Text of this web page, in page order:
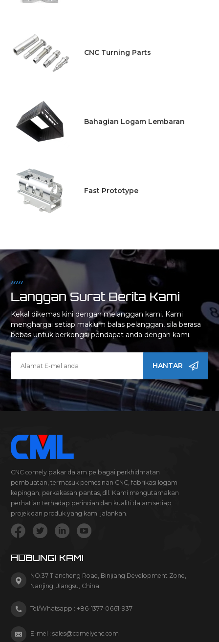
CNC Turning Parts
Bahagian Logam Lembaran
Fast Prototype
Langgan Surat Berita Kami
Kekal dikemas kini dengan melanggan kami. Kami
menghargai setiap maklum balas pelanggan, sila berasa
bebas untuk berkongsi pendapat anda dengan kami.
HANTAR
CNC comely pakar dalam pelbagai perkhidmatan
pembuatan, termasuk pemesinan CNC, fabrikasi logam
kepingan, perkakasan pantas, dll. Kami mengutamakan
perhatian terhadap perincian dan kualiti dalam setiap
projek dan produk yang kami jalankan.
HUBUNGI KAMI
NO.37 Tiancheng Road, Binjiang Development Zone,
Nanjing, Jiangsu, China
Tel/Whatsapp : +86-1377-0661-937
E-mel :sales@comelycnc.com